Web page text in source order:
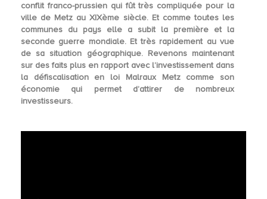
conflit franco-prussien qui fût très compliquée pour la
ville de Metz auXIXème siècle.Et comme toutes les
communes du pays elle a subit la première et la
seconde guerre mondiale. Et très rapidement au vue
de sa situation géographique. Revenons maintenant
sur des faits plus en rapport avec l’investissement dans
la défiscalisation en loi Malraux Metz comme son
économie qui permet d’attirer de nombreux
investisseurs.